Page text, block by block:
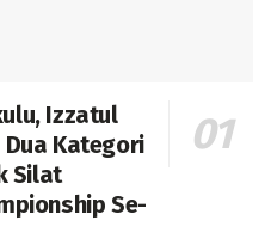
Izzatul
Kategori
Silat
Se-